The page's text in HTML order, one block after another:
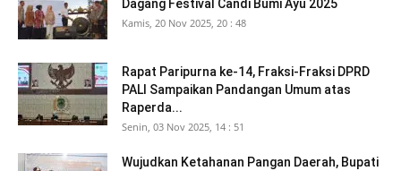
Dagang Festival Candi Bumi Ayu 2025
Kamis, 20 Nov 2025, 20 : 48
Rapat Paripurna ke-14, Fraksi-Fraksi DPRD
PALI Sampaikan Pandangan Umum atas
Raperda...
Senin, 03 Nov 2025, 14 : 51
Wujudkan Ketahanan Pangan Daerah, Bupati